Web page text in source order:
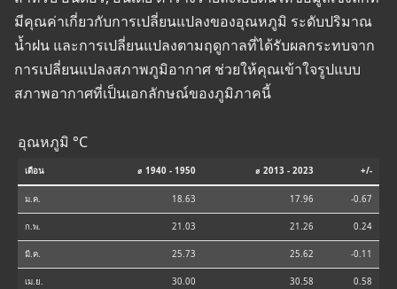
มีคุณค่าเกี่ยวกับการเปลี่ยนแปลงของอุณหภูมิ ระดับปริมาณ
น้ำฝน และการเปลี่ยนแปลงตามฤดูกาลที่ได้รับผลกระทบจาก
การเปลี่ยนแปลงสภาพภูมิอากาศ ช่วยให้คุณเข้าใจรูปแบบ
สภาพอากาศที่เป็นเอกลักษณ์ของภูมิภาคนี้
อุณหภูมิ °C
เดือน ⌀ 1940 - 1950 ⌀ 2013 - 2023 +/-
ม.ค. 18.63 17.96 -0.67
ก.พ. 21.03 21.26 0.24
มี.ค. 25.73 25.62 -0.11
เม.ย. 30.00 30.58 0.58